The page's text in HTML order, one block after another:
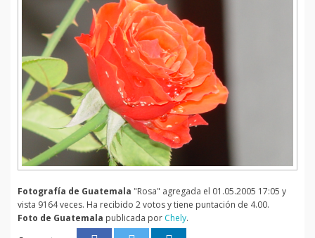
Fotografía de Guatemala "Rosa" agregada el 01.05.2005 17:05 y
vista 9164 veces. Ha recibido 2 votos y tiene puntación de 4.00.
Foto de Guatemala publicada por Chely.